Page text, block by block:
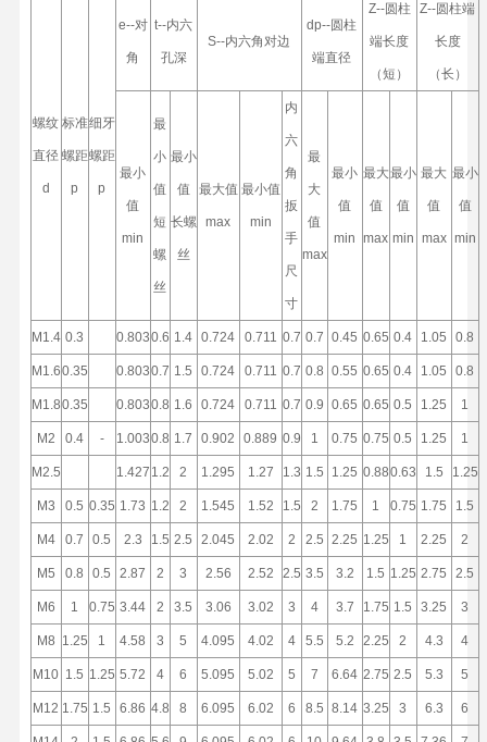
螺纹
直径
d
标准
螺距
p
细牙
螺距
p
e--对
角
t--内六
孔深
S--内六角对边
dp--圆柱
端直径
Z--圆柱
端长度
（短）
Z--圆柱端
长度
（长）
最小
值
min
最
小
值
短
螺
丝
最小
值
长螺
丝
最大值
max
最小值
min
内
六
角
扳
手
尺
寸
最
大
值
max
最小
值
min
最大
值
max
最小
值
min
最大
值
max
最小
值
min
M1.4 0.3 0.8030.6 1.4 0.724 0.711 0.7 0.7 0.45 0.65 0.4 1.05 0.8
M1.60.35 0.8030.7 1.5 0.724 0.711 0.7 0.8 0.55 0.65 0.4 1.05 0.8
M1.80.35 0.8030.8 1.6 0.724 0.711 0.7 0.9 0.65 0.65 0.5 1.25 1
M2 0.4 - 1.0030.8 1.7 0.902 0.889 0.9 1 0.75 0.75 0.5 1.25 1
M2.5 1.427 1.2 2 1.295 1.27 1.3 1.5 1.25 0.880.63 1.5 1.25
M3 0.5 0.35 1.73 1.2 2 1.545 1.52 1.5 2 1.75 1 0.75 1.75 1.5
M4 0.7 0.5 2.3 1.5 2.5 2.045 2.02 2 2.5 2.25 1.25 1 2.25 2
M5 0.8 0.5 2.87 2 3 2.56 2.52 2.5 3.5 3.2 1.5 1.25 2.75 2.5
M6 1 0.75 3.44 2 3.5 3.06 3.02 3 4 3.7 1.75 1.5 3.25 3
M8 1.25 1 4.58 3 5 4.095 4.02 4 5.5 5.2 2.25 2 4.3 4
M10 1.5 1.25 5.72 4 6 5.095 5.02 5 7 6.64 2.75 2.5 5.3 5
M12 1.75 1.5 6.86 4.8 8 6.095 6.02 6 8.5 8.14 3.25 3 6.3 6